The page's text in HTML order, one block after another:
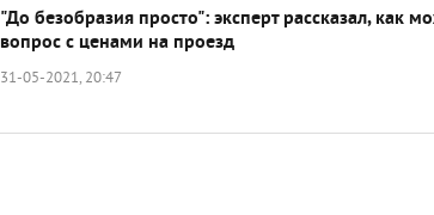
"До безобразия просто": эксперт рассказал, как
вопрос с ценами на проезд
31-05-2021, 20:47